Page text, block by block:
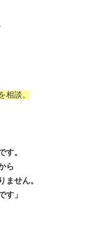
相談。
す。
ら
ません。
す」